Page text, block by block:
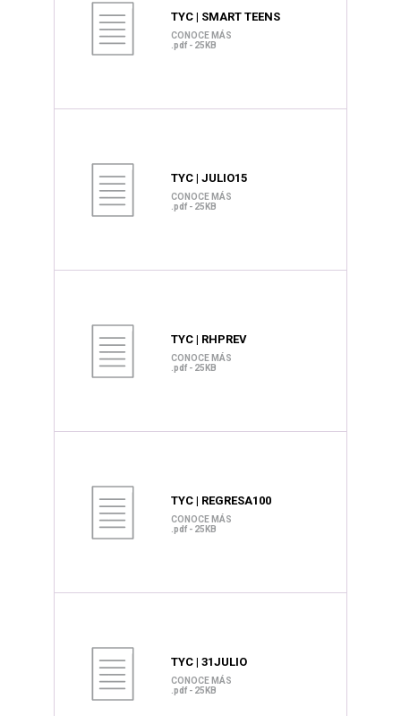
TYC | SMART TEENS
CONOCE MÁS
.pdf - 25KB
TYC | JULIO15
CONOCE MÁS
.pdf - 25KB
TYC | RHPREV
CONOCE MÁS
.pdf - 25KB
TYC | REGRESA100
CONOCE MÁS
.pdf - 25KB
TYC | 31JULIO
CONOCE MÁS
.pdf - 25KB